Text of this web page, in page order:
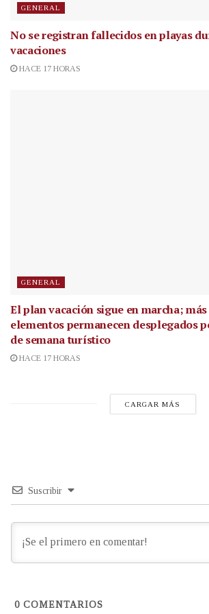
GENERAL
No se registran fallecidos en playas
vacaciones
HACE 17 HORAS
GENERAL
El plan vacación sigue en marcha;
elementos permanecen desplegados
de semana turístico
HACE 17 HORAS
CARGAR MÁS
Suscribir
0 COMENTARIOS